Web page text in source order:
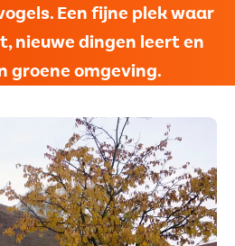
Een fijne plek waar
nieuwe dingen leert en
groene omgeving.